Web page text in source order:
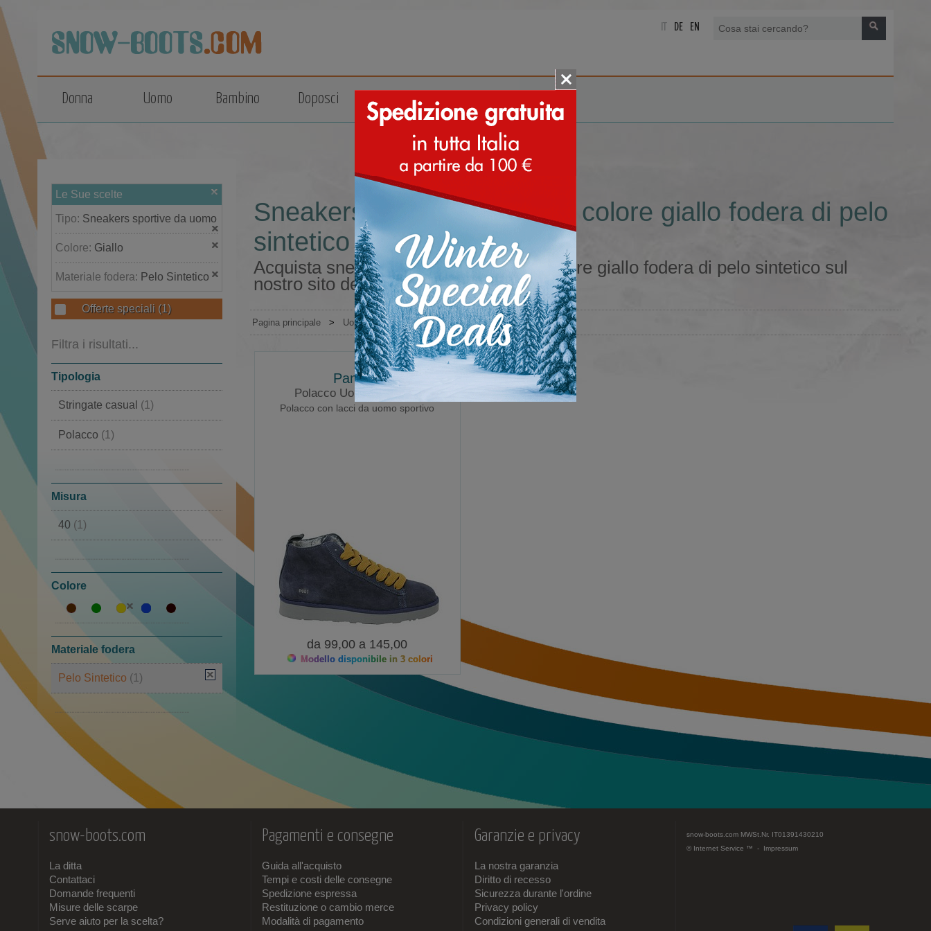
top
DE EN
Donna Uomo Bambino Doposci Accessori
Le Sue scelte
Tipo: Sneakers sportive da uomo
Colore: Giallo
Materiale fodera: Pelo Sintetico
Offerte speciali (1)
Filtra i risultati...
Tipologia
Stringate casual (1)
Polacco (1)
Sportive
Misura
40 (1)
Colore
Materiale fodera
Pelo Sintetico (1)
Tessuto
Sneakers sportive da uomo colore giallo fodera di pelo
sintetico
Acquista sneakers sportive da uomo colore giallo fodera di pelo sintetico sul
nostro sito dedicato ai doposci
Pagina principale > Uomo > Sneakers > Sportive
Panchic
Polacco Uomo P01 Pelo
Polacco con lacci da uomo sportivo
da 99,00 a 145,00
Modello disponibile in 3 colori
snow-boots.com
La ditta
Contattaci
Domande frequenti
Misure delle scarpe
Serve aiuto per la scelta?
Pagamenti e consegne
Guida all'acquisto
Tempi e costi delle consegne
Spedizione espressa
Restituzione o cambio merce
Modalità di pagamento
Garanzie e privacy
La nostra garanzia
Diritto di recesso
Sicurezza durante l'ordine
Privacy policy
Condizioni generali di vendita
snow-boots.com MWSt.Nr. IT01391430210
© Internet Service ™ - Impressum